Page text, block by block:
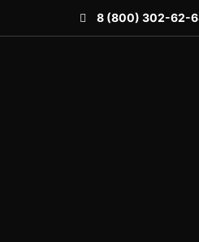
8 (800) 302-62-